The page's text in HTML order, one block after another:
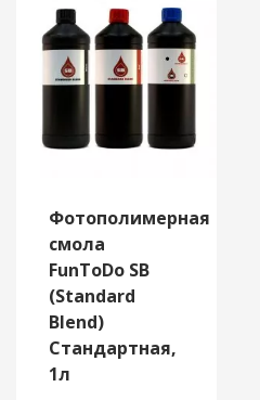
Фотополимерная
смола
FunToDo SB
(Standard
Blend)
Стандартная,
1л